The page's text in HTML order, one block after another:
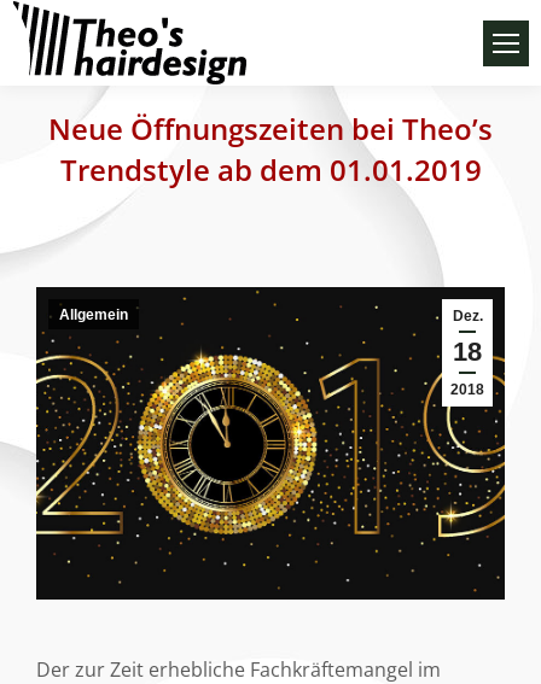
Neue Öffnungszeiten bei Theo’s
Trendstyle ab dem 01.01.2019
Dez.
18
2018
Allgemein
Der zur Zeit erhebliche Fachkräftemangel im